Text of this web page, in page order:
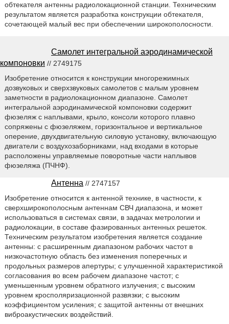
обтекателя антенны радиолокационной станции. Техническим
результатом является разработка конструкции обтекателя,
сочетающей малый вес при обеспечении широкополосности.
Самолет интегральной аэродинамической
компоновки // 2749175
Изобретение относится к конструкции многорежимных
дозвуковых и сверхзвуковых самолетов с малым уровнем
заметности в радиолокационном диапазоне. Самолет
интегральной аэродинамической компоновки содержит
фюзеляж с наплывами, крыло, консоли которого плавно
сопряжены с фюзеляжем, горизонтальное и вертикальное
оперение, двухдвигательную силовую установку, включающую
двигатели с воздухозаборниками, над входами в которые
расположены управляемые поворотные части наплывов
фюзеляжа (ПЧНФ).
Антенна // 2747157
Изобретение относится к антенной технике, в частности, к
сверхширокополосным антеннам СВЧ диапазона, и может
использоваться в системах связи, в задачах метрологии и
радиолокации, в составе фазированных антенных решеток.
Техническим результатом изобретения является создание
антенны: с расширенным диапазоном рабочих частот в
низкочастотную область без изменения поперечных и
продольных размеров апертуры; с улучшенной характеристикой
согласования во всем рабочем диапазоне частот; с
уменьшенным уровнем обратного излучения; с высоким
уровнем кросполяризационной развязки; с высоким
коэффициентом усиления; с защитой антенны от внешних
виброакустических воздействий.